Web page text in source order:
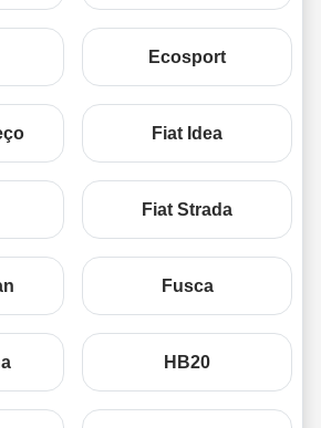
Ecosport
Fiat Idea
Fiat Strada
Fusca
HB20